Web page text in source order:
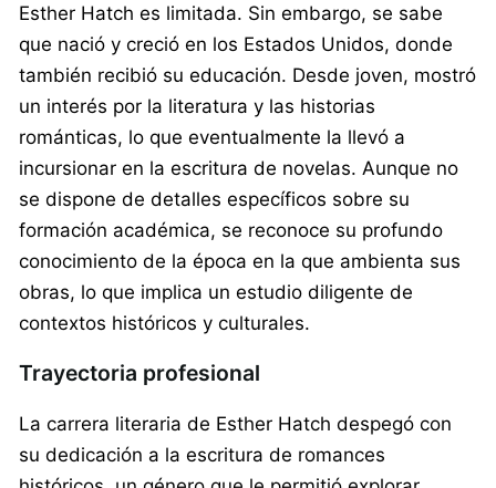
Esther Hatch es limitada. Sin embargo, se sabe
que nació y creció en los Estados Unidos, donde
también recibió su educación. Desde joven, mostró
un interés por la literatura y las historias
románticas, lo que eventualmente la llevó a
incursionar en la escritura de novelas. Aunque no
se dispone de detalles específicos sobre su
formación académica, se reconoce su profundo
conocimiento de la época en la que ambienta sus
obras, lo que implica un estudio diligente de
contextos históricos y culturales.
Trayectoria profesional
La carrera literaria de Esther Hatch despegó con
su dedicación a la escritura de romances